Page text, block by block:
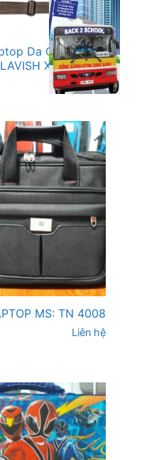
Da Công Sở
XB 4301
Liên hệ
MS: TN 4008
Liên hệ